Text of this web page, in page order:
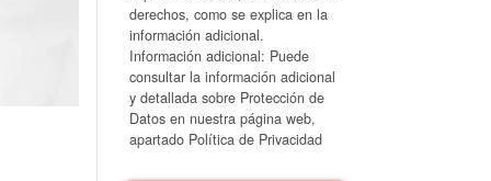
derechos, como se explica en la
información adicional.
Información adicional: Puede
consultar la información adicional
y detallada sobre Protección de
Datos en nuestra página web,
apartado Política de Privacidad